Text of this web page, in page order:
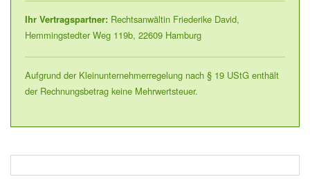
Ihr Vertragspartner: Rechtsanwältin Friederike David,
Hemmingstedter Weg 119b, 22609 Hamburg
Aufgrund der Kleinunternehmerregelung nach § 19 UStG enthält
der Rechnungsbetrag keine Mehrwertsteuer.